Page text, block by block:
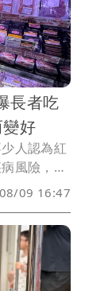
長者吃
好
人認為紅
風險，因
類。不過
出，36名
公克瘦豬
素沒有上
醇數值也
09 16:47